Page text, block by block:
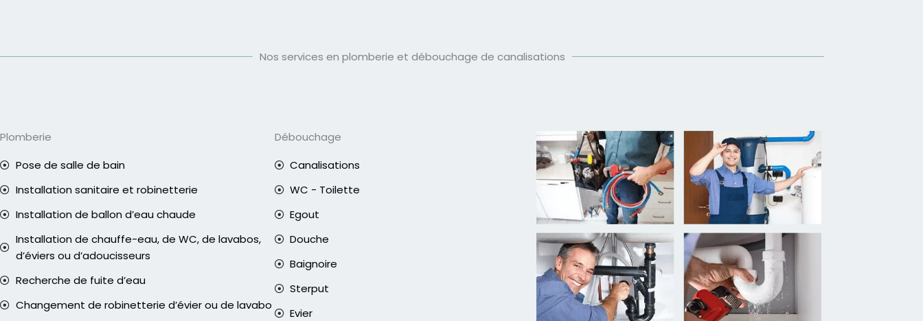
Nos services en plomberie et débouchage de canalisations
Plomberie
Pose de salle de bain
Installation sanitaire et robinetterie
Installation de ballon d’eau chaude
Installation de chauffe-eau, de WC, de lavabos,
d’éviers ou d’adoucisseurs
Recherche de fuite d’eau
Changement de robinetterie d’évier ou de lavabo
Débouchage
Canalisations
WC - Toilette
Egout
Douche
Baignoire
Sterput
Evier